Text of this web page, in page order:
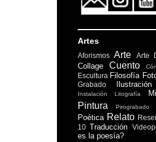
Artes
Aforismos Arte Arte
Collage Cuento
Escultura Filosofía
Grabado
Ilustración
Instalación Litografía
Pintura Pirograbado
Poética Relato
10 Traducción
es la poesía?